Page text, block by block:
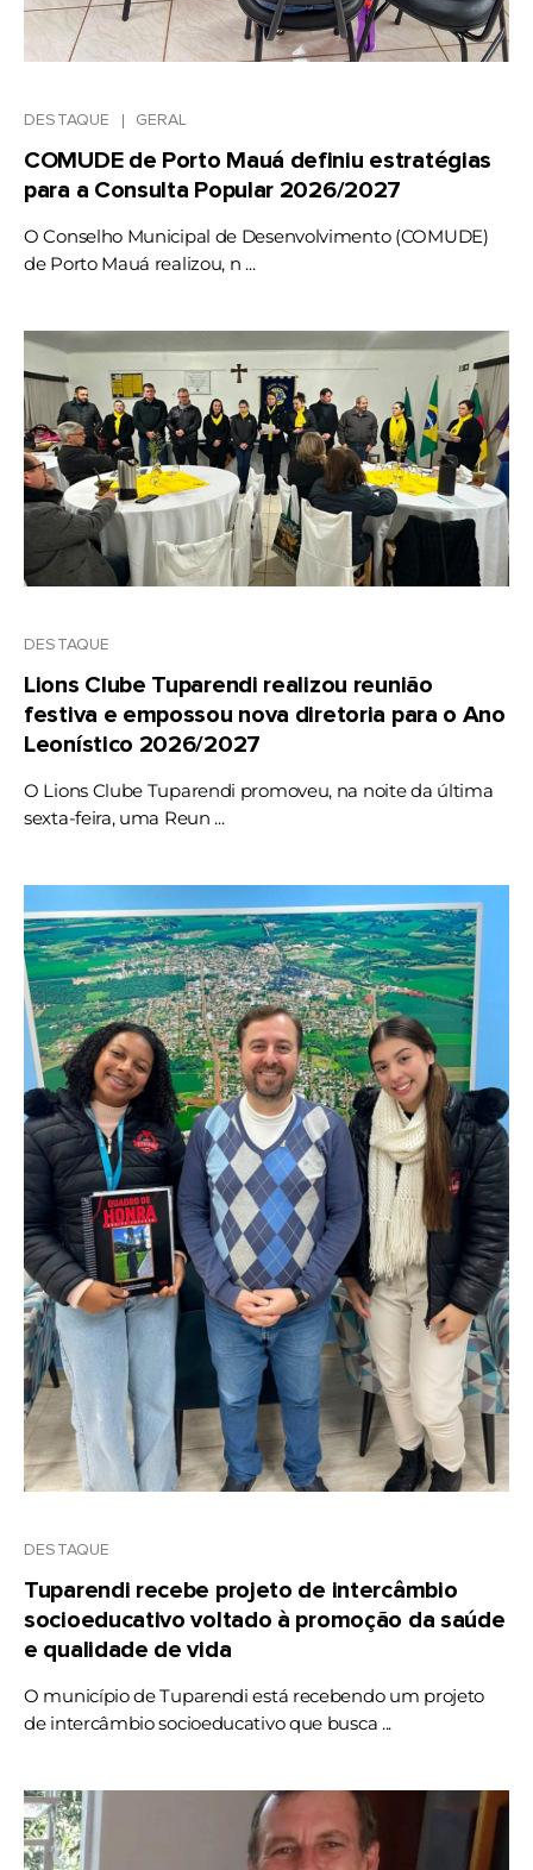
DESTAQUE GERAL
COMUDE de Porto Mauá definiu estratégias
para a Consulta Popular 2026/2027
O Conselho Municipal de Desenvolvimento (COMUDE)
de Porto Mauá realizou, n ...
DESTAQUE
Lions Clube Tuparendi realizou reunião
festiva e empossou nova diretoria para o Ano
Leonístico 2026/2027
O Lions Clube Tuparendi promoveu, na noite da última
sexta-feira, uma Reun ...
DESTAQUE
Tuparendi recebe projeto de intercâmbio
socioeducativo voltado à promoção da saúde
e qualidade de vida
O município de Tuparendi está recebendo um projeto
de intercâmbio socioeducativo que busca ...